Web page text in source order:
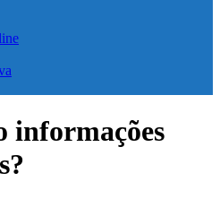
informações